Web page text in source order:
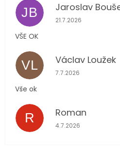
JB Jaroslav
Hodnocení
21.7.2026
VŠE OK
VL Václav Loužek
Hodnocení
7.7.2026
Vše ok
R Roman
Hodnocení
4.7.2026